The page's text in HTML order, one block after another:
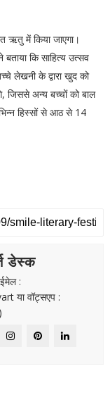
ऋतु में किया जाएगा।
बताया कि साहित्य उत्सव
लेखनी के द्वारा खुद को
जिससे अन्य बच्चों को बाल
हिस्सों से आठ से 14
डेस्क
:
या वॉट्सएप :